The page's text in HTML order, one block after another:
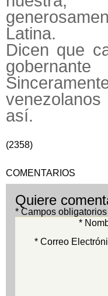
Latina.
Dicen que
así.
(2358)
COMENTARIOS
Quiere
* Campos obligatorios
*
* Correo